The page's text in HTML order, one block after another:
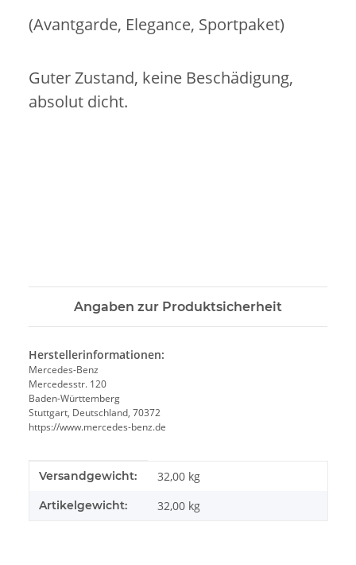
(Avantgarde, Elegance, Sportpaket)
Guter Zustand, keine Beschädigung,
absolut dicht.
Angaben zur Produktsicherheit
Herstellerinformationen:
Mercedes-Benz
Mercedesstr. 120
Baden-Württemberg
Stuttgart, Deutschland, 70372
https://www.mercedes-benz.de
Produkteigenschaft
Wert
Versandgewicht: 32,00 kg
Artikelgewicht: 32,00 kg